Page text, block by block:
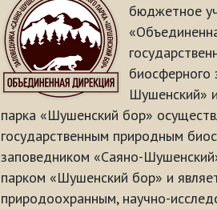
бюджетное
биосферного
Шушенский»
парка «Шушенский бор»
государственным природным
заповедником «Саяно-
парком «Шушенский бор» и
природоохранным, научно-